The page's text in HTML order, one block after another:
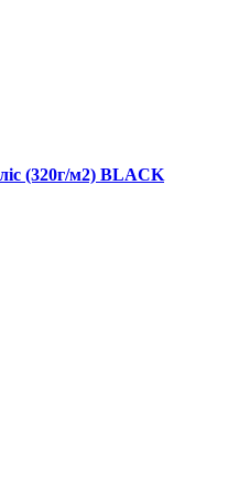
(320г/м2) BLACK